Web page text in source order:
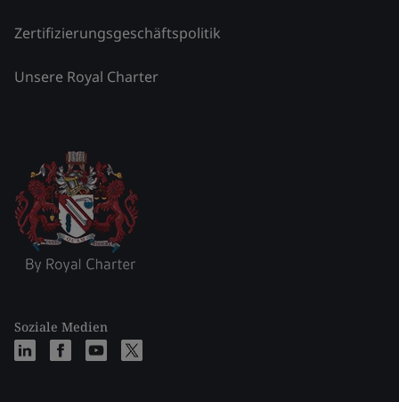
Zertifizierungsgeschäftspolitik
Unsere Royal Charter
Soziale Medien